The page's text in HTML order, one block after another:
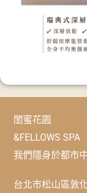
閨蜜花園
&FELLOWS SPA
我們隱身於都市
台北市松山區敦